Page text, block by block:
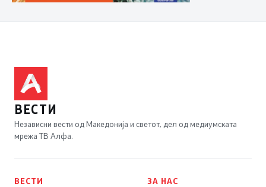
ВЕСТИ
Независни вести од Македонија и светот, дел од медиумската
мрежа ТВ Алфа.
ВЕСТИ
ЗА НАС